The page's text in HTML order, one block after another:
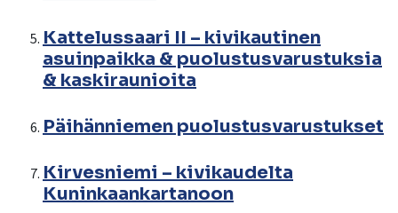
Kattelussaari II – kivikautinen
asuinpaikka & puolustusvarustuksia
& kaskiraunioita
Päihänniemen puolustusvarustukset
Kirvesniemi – kivikaudelta
Kuninkaankartanoon